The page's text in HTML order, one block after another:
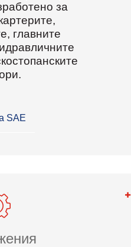
за
главните
SAE